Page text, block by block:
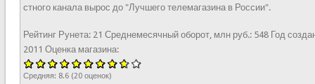
стного канала вырос до "Лучшего телемагазина в России".
Рейтинг Рунета: 21 Среднемесячный оборот, млн руб.: 548 Год
2011 Оценка магазина:
Средняя: 8.6 (20оценок)